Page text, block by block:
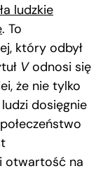
ludzkie
. To
który odbył
Vodnosi się
że nie tylko
dosięgnie
otwartość na